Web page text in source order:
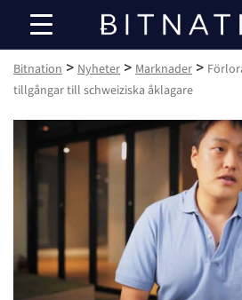
Bitnation
Bitnation > Nyheter > Marknader >
tillgångar till schweiziska åklagare